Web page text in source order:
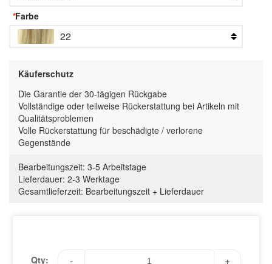
*Farbe
22
Käuferschutz
Die Garantie der 30-tägigen Rückgabe
Vollständige oder teilweise Rückerstattung bei Artikeln mit
Qualitätsproblemen
Volle Rückerstattung für beschädigte / verlorene
Gegenstände
Bearbeitungszeit: 3-5 Arbeitstage
Lieferdauer: 2-3 Werktage
Gesamtlieferzeit: Bearbeitungszeit + Lieferdauer
Qty: - +